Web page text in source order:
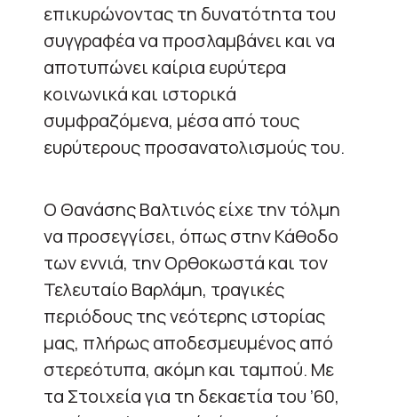
επικυρώνοντας τη δυνατότητα του
συγγραφέα να προσλαμβάνει και να
αποτυπώνει καίρια ευρύτερα
κοινωνικά και ιστορικά
συμφραζόμενα, μέσα από τους
ευρύτερους προσανατολισμούς του.
Ο Θανάσης Βαλτινός είχε την τόλμη
να προσεγγίσει, όπως στην Κάθοδο
των εννιά, την Ορθοκωστά και τον
Τελευταίο Βαρλάμη, τραγικές
περιόδους της νεότερης ιστορίας
μας, πλήρως αποδεσμευμένος από
στερεότυπα, ακόμη και ταμπού. Με
τα Στοιχεία για τη δεκαετία του ’60,